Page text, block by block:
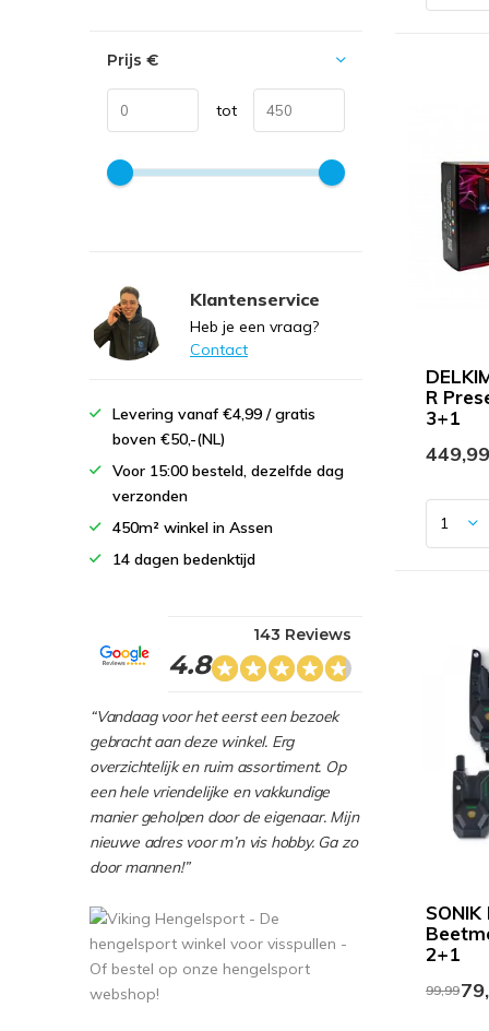
R
3+1
449,99
2+1
99,99
Prijs €
tot
Klantenservice
Heb je een vraag?
Contact
Levering vanaf €4,99 / gratis
boven €50,-(NL)
Voor 15:00 besteld, dezelfde dag
verzonden
450m² winkel in Assen
14 dagen bedenktijd
4.8
143 Reviews
“Vandaag voor het eerst een bezoek
gebracht aan deze winkel. Erg
overzichtelijk en ruim assortiment. Op
een hele vriendelijke en vakkundige
manier geholpen door de eigenaar. Mijn
nieuwe adres voor m’n vis hobby. Ga zo
door mannen!”